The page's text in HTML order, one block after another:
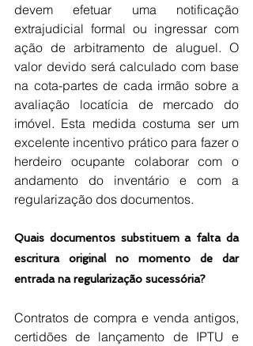
devem efetuar uma notificação
extrajudicial formal ou ingressar com
ação de arbitramento de aluguel. O
valor devido será calculado com base
na cota-partes de cada irmão sobre a
avaliação locatícia de mercado do
imóvel. Esta medida costuma ser um
excelente incentivo prático para fazer o
herdeiro ocupante colaborar com o
andamento do inventário e com a
regularização dos documentos.
Quais documentos substituem a falta da
escritura original no momento de dar
entrada na regularização sucessória?
Contratos de compra e venda antigos,
certidões de lançamento de IPTU e